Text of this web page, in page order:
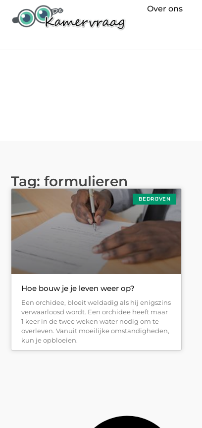
Over ons
Tag: formulieren
BEDRIJVEN
Hoe bouw je je leven weer op?
Een orchidee, bloeit weldadig als hij enigszins
verwaarloosd wordt. Een orchidee heeft maar
1 keer in de twee weken water nodig om te
overleven. Vanuit moeilijke omstandigheden,
kun je opbloeien.